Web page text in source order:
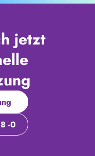
jetzt
-0